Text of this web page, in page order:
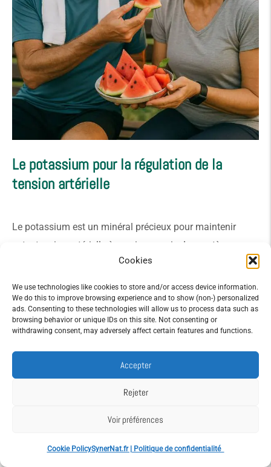
Cookies
We use technologies like cookies to store and/or access device information.
We do this to improve browsing experience and to show (non-) personalized
ads. Consenting to these technologies will allow us to process data such as
browsing behavior or unique IDs on this site. Not consenting or
withdrawing consent, may adversely affect certain features and functions.
Accepter
Rejeter
Voir préférences
Cookie PolicySynerNat.fr | Politique de confidentialité
Le potassium pour la régulation de la
tension artérielle
Le potassium est un minéral précieux pour maintenir
votre tension artérielle à un niveau sain. La pastèque en
contient une quantité appréciable, ce qui en fait un allié
naturel pour votre santé cardiovasculaire.
La citrulline pour améliorer la circulation
sanguine
La citrulline favorise la production d’oxyde nitrique, un
composé qui aide vos vaisseaux sanguins à se dilater.
aussi bien pour le cœur que pour les muscles.
Les fibres pour un transit intestinal